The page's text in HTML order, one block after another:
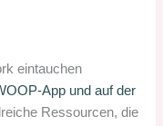
eintauchen
App und auf der
Ressourcen, die